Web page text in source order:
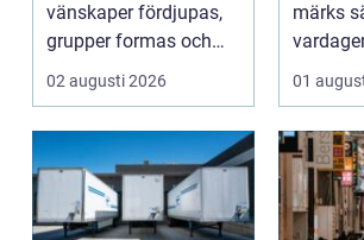
vänskaper fördjupas,
grupper formas och
viktiga samtal får t...
02 augusti 2026
märks
brunnar
avlopp
01